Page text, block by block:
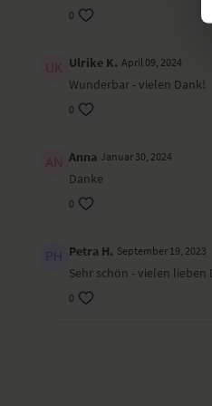
0
Ulrike K. April 09, 2024
Wunderbar - vielen Dank!
0
Anna Januar 30, 2024
Danke
0
Petra H. September 19, 2023
Sehr schön - vielen lieben
0